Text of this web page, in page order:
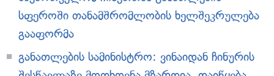
სფეროში თანამშრომლობის ხელშეკრულება
გააფორმა
განათლების სამინისტრო: ვინაიდან ჩინურის